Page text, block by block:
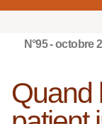
N°95 - octobre
Quand